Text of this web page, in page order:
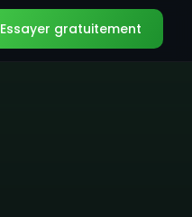
Essayer gratuitement